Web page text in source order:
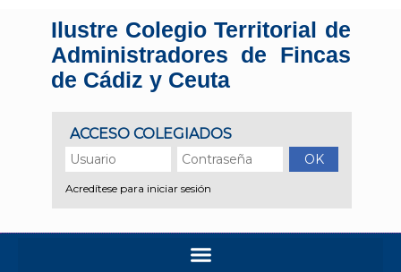
Ilustre Colegio Territorial de
Administradores de Fincas
de Cádiz y Ceuta